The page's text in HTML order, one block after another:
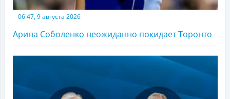
06:47, 9 августа 2026
Арина Соболенко неожиданно покидает Торонто